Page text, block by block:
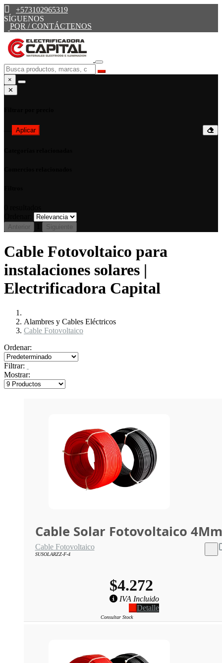
+573102965319
SÍGUENOS
PQR / CONTÁCTENOS
×
✕
Aplicar
Anterior Siguiente
Cable Fotovoltaico para
instalaciones solares |
Electrificadora Capital
Alambres y Cables Eléctricos
Cable Fotovoltaico
Ordenar:
Filtrar:
Mostrar:
Cable Solar Fotovoltaico
Cable Fotovoltaico
SUSOLARZZ-F-4
$4.272
IVA Incluido
Detalle
Consultar Stock